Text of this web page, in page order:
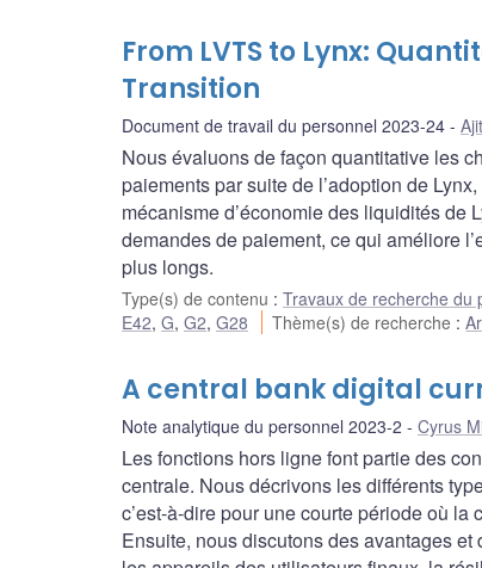
From LVTS to Lynx:
Transition
Document de travail du personnel 2023-24
Nous évaluons de façon quantitative les
paiements par suite de l’adoption de
mécanisme d’économie des liquidités de
demandes de paiement, ce qui améliore
plus longs.
Type(s) de contenu : Travaux de recherche du
E42, G, G2, G28 Thème(s) de recherche :
A central bank digital
Note analytique du personnel 2023-2 Cyrus
Les fonctions hors ligne font partie des
centrale. Nous décrivons les différents
c’est-à-dire pour une courte période où
Ensuite, nous discutons des avantages